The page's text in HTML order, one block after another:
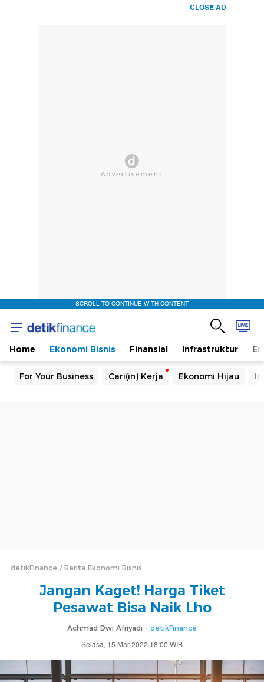
CLOSE AD
SCROLL TO CONTINUE WITH CONTENT
Home Ekonomi Bisnis Finansial Infrastruktur
For Your Business Cari(in) Kerja Ekonomi Hijau
detikFinance Berita Ekonomi Bisnis
Jangan Kaget! Harga Tiket
Pesawat Bisa Naik Lho
Achmad Dwi Afriyadi - detikFinance
Selasa, 15 Mar 2022 18:00 WIB